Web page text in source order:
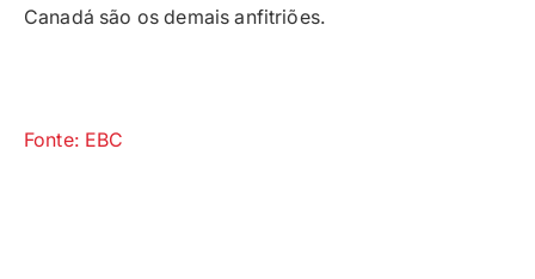
Canadá são os demais anfitriões.
Fonte: EBC